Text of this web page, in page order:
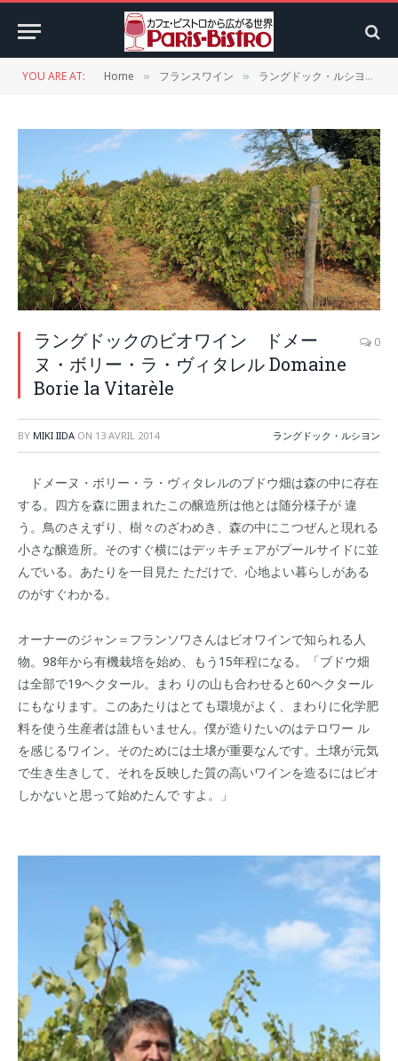
YOU ARE AT: Home » フランスワイン » ラングドック・ルシヨン
ラングドックのビオワイン ドメー
ヌ・ボリー・ラ・ヴィタレル Domaine
Borie la Vitarèle
0
BY MIKI IIDA ON 13 AVRIL 2014 ラングドック・ルシヨン
ドメーヌ・ボリー・ラ・ヴィタレルのブドウ畑は森の中に存在
する。四方を森に囲まれたこの醸造所は他とは随分様子が 違
う。鳥のさえずり、樹々のざわめき、森の中にこつぜんと現れる
小さな醸造所。そのすぐ横にはデッキチェアがプールサイドに並
んでいる。あたりを一目見た ただけで、心地よい暮らしがある
のがすぐわかる。
オーナーのジャン＝フランソワさんはビオワインで知られる人
物。98年から有機栽培を始め、もう15年程になる。「ブドウ畑
は全部で19ヘクタール。まわ りの山も合わせると60ヘクタール
にもなります。このあたりはとても環境がよく、まわりに化学肥
料を使う生産者は誰もいません。僕が造りたいのはテロワー ル
を感じるワイン。そのためには土壌が重要なんです。土壌が元気
で生き生きして、それを反映した質の高いワインを造るにはビオ
しかないと思って始めたんで すよ。」